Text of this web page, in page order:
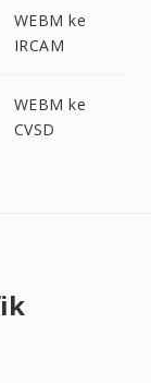
WEBM ke
IRCAM
WEBM ke
CVSD